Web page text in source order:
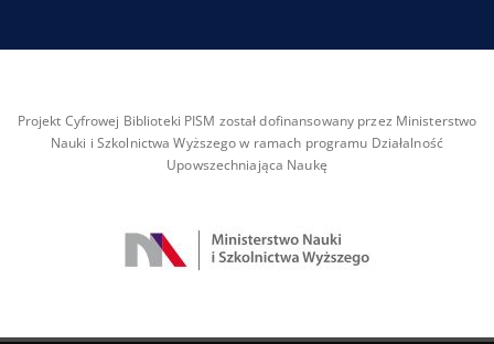
Projekt Cyfrowej Biblioteki PISM został dofinansowany przez Ministerstwo
Nauki i Szkolnictwa Wyższego w ramach programu Działalność
Upowszechniająca Naukę